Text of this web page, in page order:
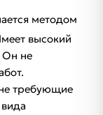
методом
высокий
Он не
требующие